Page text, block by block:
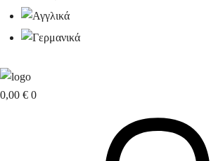
0,00 € 0